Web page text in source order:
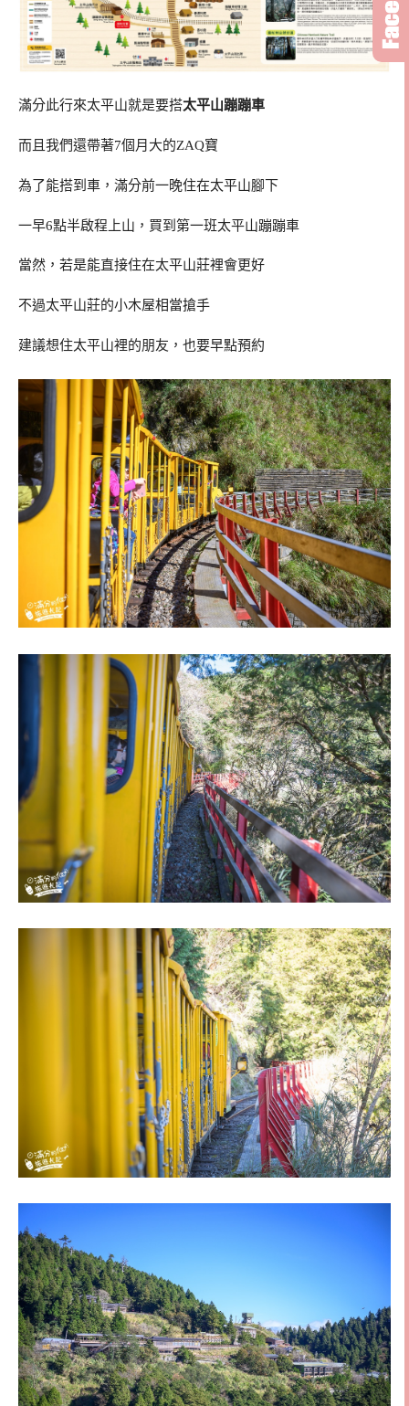
滿分此行來太平山就是要搭太平山蹦蹦車
而且我們還帶著7個月大的ZAQ寶
為了能搭到車，滿分前一晚住在太平山腳下
一早6點半啟程上山，買到第一班太平山蹦蹦車
當然，若是能直接住在太平山莊裡會更好
不過太平山莊的小木屋相當搶手
建議想住太平山裡的朋友，也要早點預約